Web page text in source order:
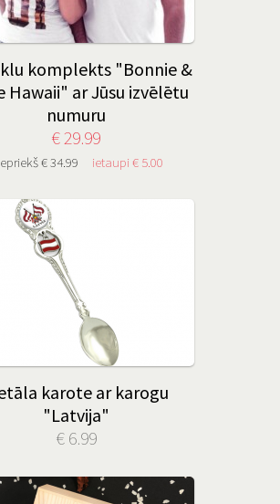
komplekts "Bonnie &
Hawaii" ar Jūsu izvēlētu
numuru
€ 29.99
€ 34.99 ietaupi € 5.00
karote ar karogu
"Latvija"
€ 6.99